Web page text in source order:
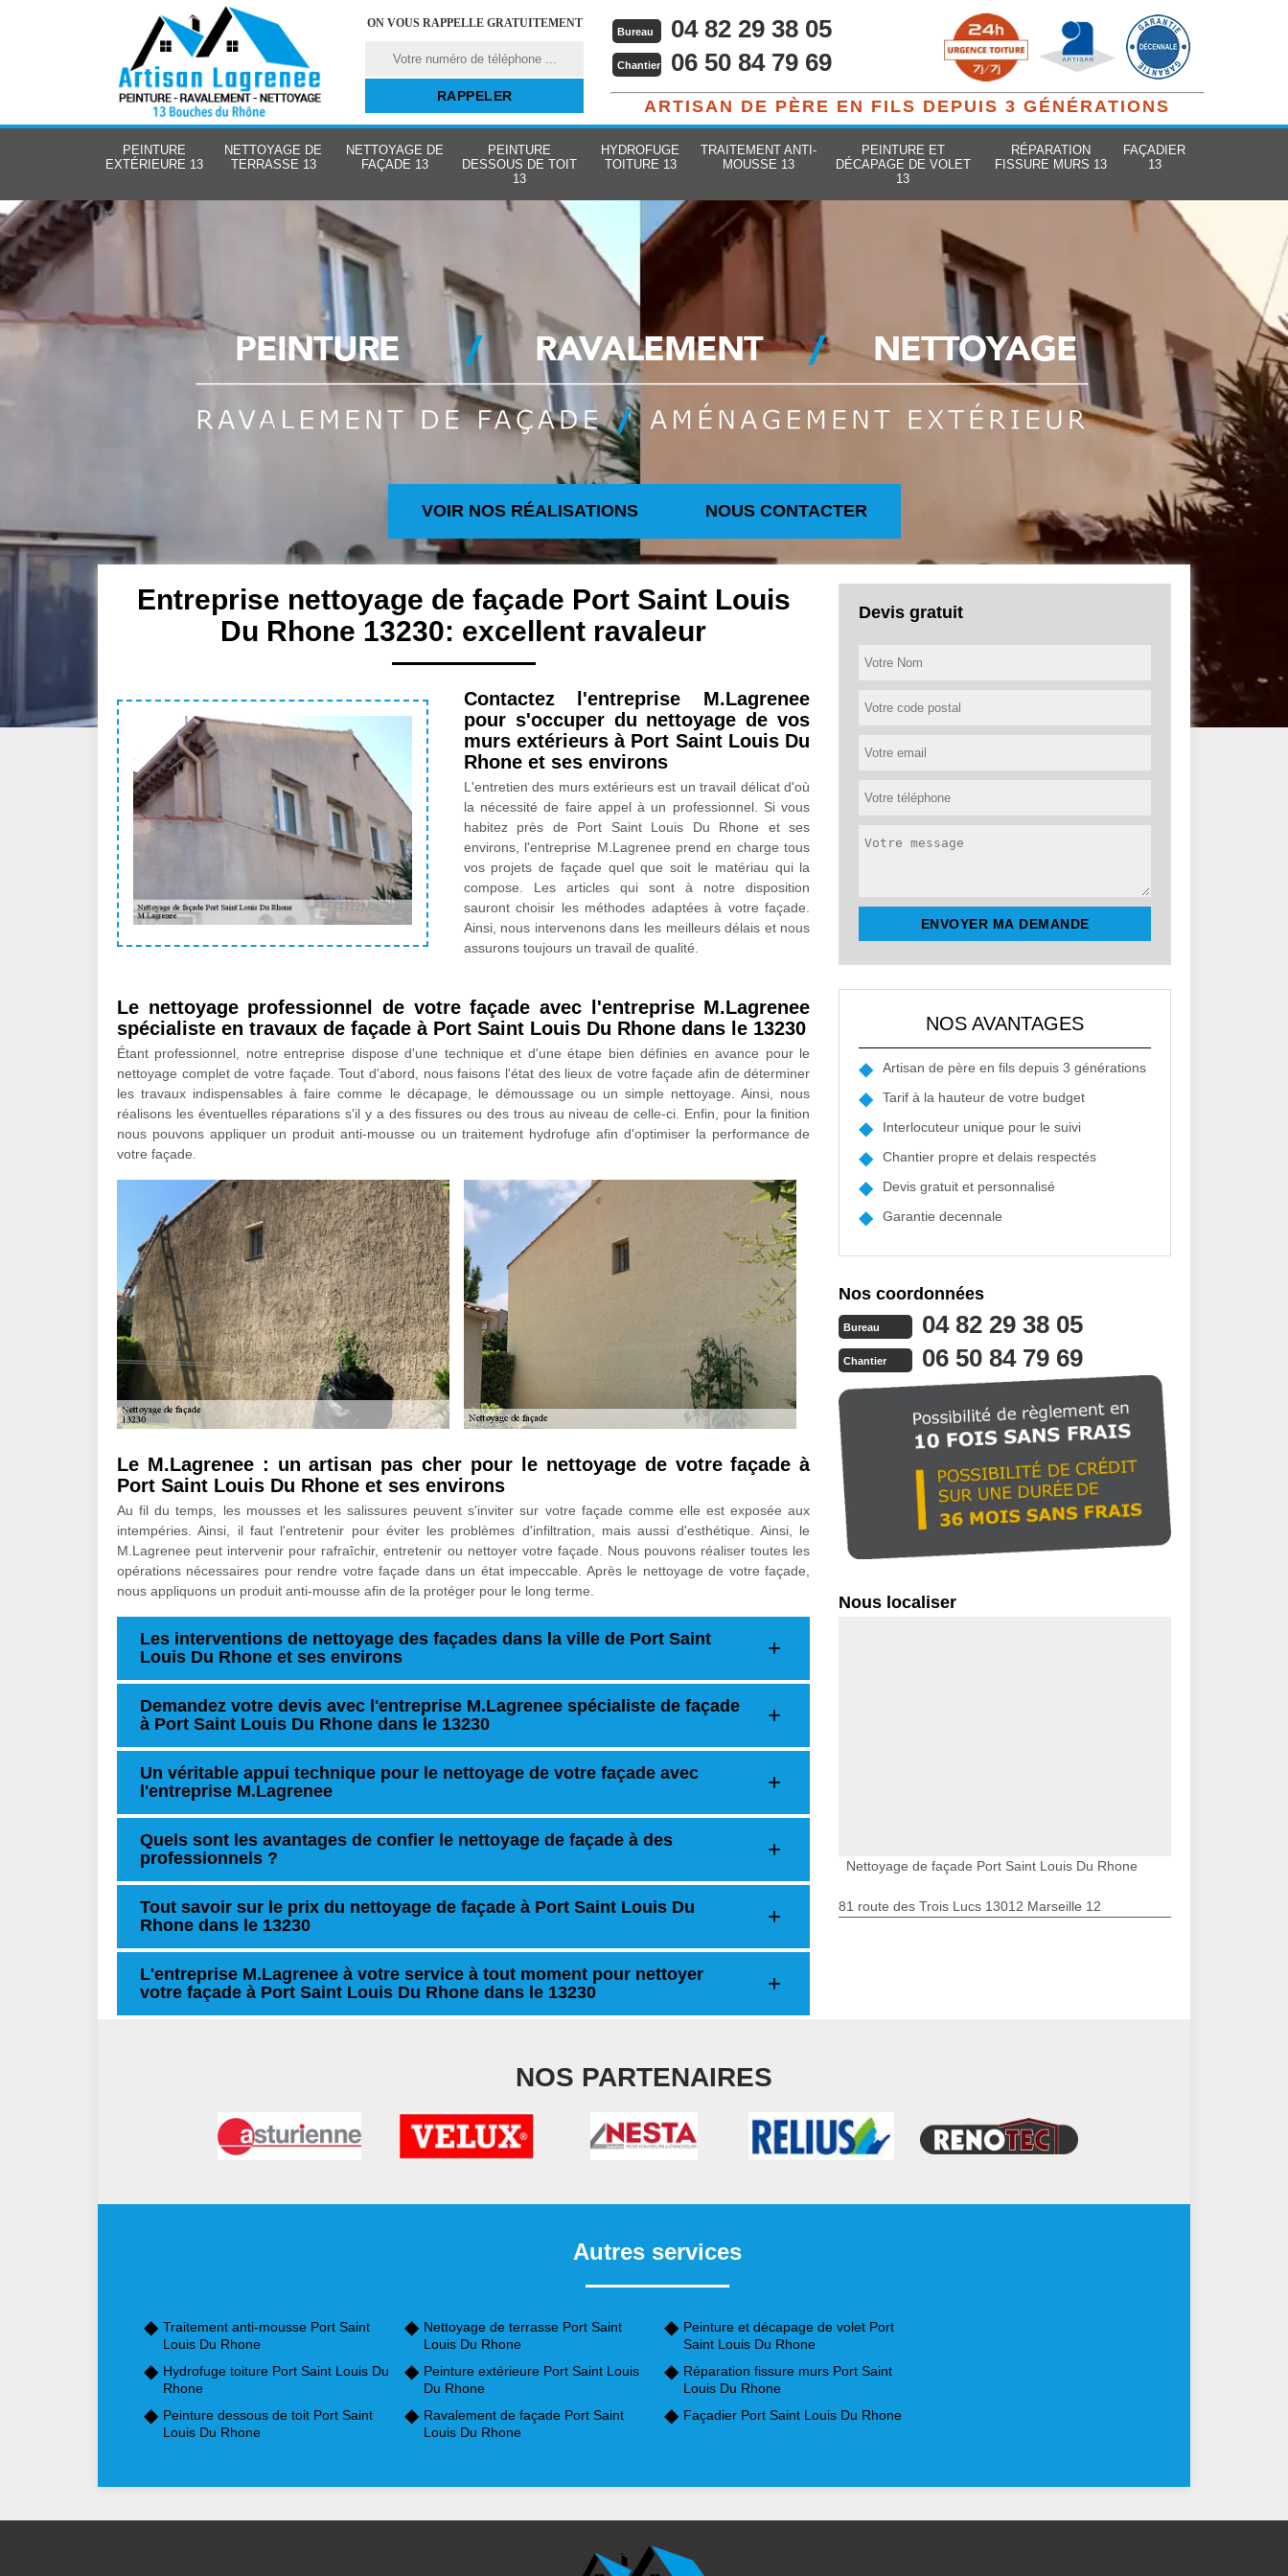
ON VOUS RAPPELLE GRATUITEMENT
Bureau 04 82 29 38 05
Chantier 06 50 84 79 69
ARTISAN DE PÈRE EN FILS DEPUIS 3 GÉNÉRATIONS
PEINTURE
EXTÉRIEURE 13
NETTOYAGE DE
TERRASSE 13
NETTOYAGE DE
FAÇADE 13
PEINTURE
DESSOUS DE TOIT
13
HYDROFUGE
TOITURE 13
TRAITEMENT ANTI-
MOUSSE 13
PEINTURE ET
DÉCAPAGE DE VOLET
13
RÉPARATION
FISSURE MURS 13
FAÇADIER
13
VOIR NOS RÉALISATIONS NOUS CONTACTER
Entreprise nettoyage de façade Port Saint Louis
Du Rhone 13230: excellent ravaleur
Contactez l'entreprise M.Lagrenee
pour s'occuper du nettoyage de vos
murs extérieurs à Port Saint Louis Du
Rhone et ses environs
L'entretien des murs extérieurs est un travail délicat d'où
la nécessité de faire appel à un professionnel. Si vous
habitez près de Port Saint Louis Du Rhone et ses
environs, l'entreprise M.Lagrenee prend en charge tous
vos projets de façade quel que soit le matériau qui la
compose. Les articles qui sont à notre disposition
sauront choisir les méthodes adaptées à votre façade.
Ainsi, nous intervenons dans les meilleurs délais et nous
assurons toujours un travail de qualité.
Le nettoyage professionnel de votre façade avec l'entreprise M.Lagrenee
spécialiste en travaux de façade à Port Saint Louis Du Rhone dans le 13230
Étant professionnel, notre entreprise dispose d'une technique et d'une étape bien définies en avance pour le
nettoyage complet de votre façade. Tout d'abord, nous faisons l'état des lieux de votre façade afin de déterminer
les travaux indispensables à faire comme le décapage, le démoussage ou un simple nettoyage. Ainsi, nous
réalisons les éventuelles réparations s'il y a des fissures ou des trous au niveau de celle-ci. Enfin, pour la finition
nous pouvons appliquer un produit anti-mousse ou un traitement hydrofuge afin d'optimiser la performance de
votre façade.
Le M.Lagrenee : un artisan pas cher pour le nettoyage de votre façade à
Port Saint Louis Du Rhone et ses environs
Au fil du temps, les mousses et les salissures peuvent s'inviter sur votre façade comme elle est exposée aux
intempéries. Ainsi, il faut l'entretenir pour éviter les problèmes d'infiltration, mais aussi d'esthétique. Ainsi, le
M.Lagrenee peut intervenir pour rafraîchir, entretenir ou nettoyer votre façade. Nous pouvons réaliser toutes les
opérations nécessaires pour rendre votre façade dans un état impeccable. Après le nettoyage de votre façade,
nous appliquons un produit anti-mousse afin de la protéger pour le long terme.
Les interventions de nettoyage des façades dans la ville de Port Saint
Louis Du Rhone et ses environs
Demandez votre devis avec l'entreprise M.Lagrenee spécialiste de façade
à Port Saint Louis Du Rhone dans le 13230
Un véritable appui technique pour le nettoyage de votre façade avec
l'entreprise M.Lagrenee
Quels sont les avantages de confier le nettoyage de façade à des
professionnels ?
Tout savoir sur le prix du nettoyage de façade à Port Saint Louis Du
Rhone dans le 13230
L'entreprise M.Lagrenee à votre service à tout moment pour nettoyer
votre façade à Port Saint Louis Du Rhone dans le 13230
Devis gratuit
NOS AVANTAGES
Artisan de père en fils depuis 3 générations
Tarif à la hauteur de votre budget
Interlocuteur unique pour le suivi
Chantier propre et delais respectés
Devis gratuit et personnalisé
Garantie decennale
Nos coordonnées
Bureau 04 82 29 38 05
Chantier 06 50 84 79 69
Nous localiser
Nettoyage de façade Port Saint Louis Du Rhone
81 route des Trois Lucs 13012 Marseille 12
NOS PARTENAIRES
Autres services
Traitement anti-mousse Port Saint
Louis Du Rhone
Hydrofuge toiture Port Saint Louis Du
Rhone
Peinture dessous de toit Port Saint
Louis Du Rhone
Nettoyage de terrasse Port Saint
Louis Du Rhone
Peinture extérieure Port Saint Louis
Du Rhone
Ravalement de façade Port Saint
Louis Du Rhone
Peinture et décapage de volet Port
Saint Louis Du Rhone
Réparation fissure murs Port Saint
Louis Du Rhone
Façadier Port Saint Louis Du Rhone